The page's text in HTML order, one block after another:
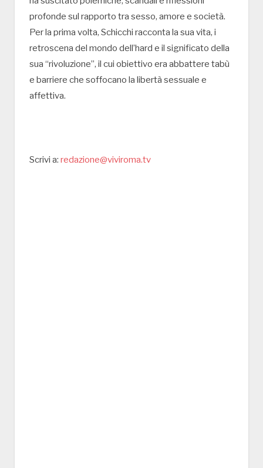
profonde sul rapporto tra sesso, amore e società.
Per la prima volta, Schicchi racconta la sua vita, i
retroscena del mondo dell’hard e il significato della
sua “rivoluzione”, il cui obiettivo era abbattere tabù
e barriere che soffocano la libertà sessuale e
affettiva.
Scrivi a: redazione@viviroma.tv